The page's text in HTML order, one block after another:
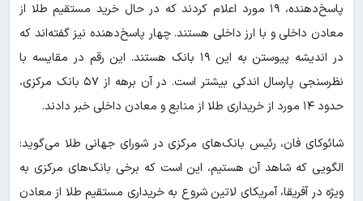
پاسخ‌دهنده، ۱۹ مورد اعلام کردند که در حال خرید مستقیم طلا از
معادن داخلی و با ارز داخلی هستند. چهار پاسخ‌دهنده نیز گفته‌اند که
در اندیشه پیوستن به این ۱۹ بانک هستند. این رقم در مقایسه با
نظرسنجی پارسال اندکی بیشتر است. در آن برهه از ۵۷ بانک مرکزی،
حدود ۱۴ مورد از خریداری طلا از منابع و معادن داخلی خبر دادند.
شائوکای فان، رئیس بانک‌های مرکزی در شورای جهانی طلا می‌گوید:
الگویی که شاهد آن هستیم، این است که برخی بانک‌های مرکزی به
ویژه در آفریقا، آمریکای لاتین شروع به خریداری مستقیم طلا از معادن